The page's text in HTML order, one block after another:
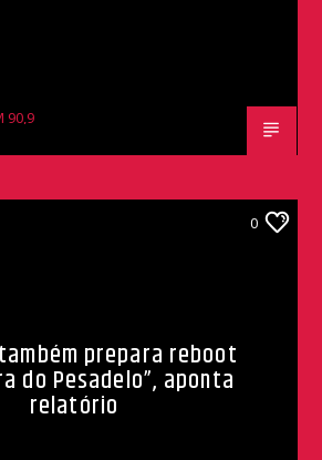
90,9
0
prepara reboot
do Pesadelo”, aponta
relatório